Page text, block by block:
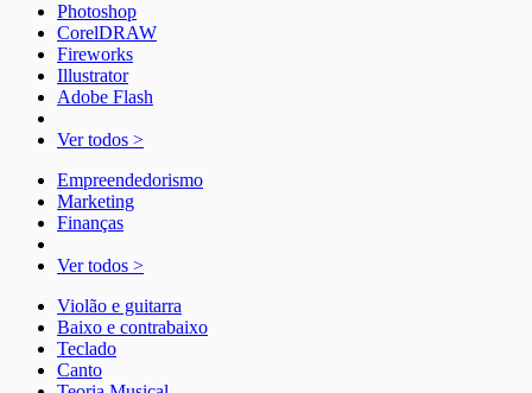
Photoshop
CorelDRAW
Fireworks
Illustrator
Adobe Flash
Ver todos >
Empreendedorismo
Marketing
Finanças
Ver todos >
Violão e guitarra
Baixo e contrabaixo
Teclado
Canto